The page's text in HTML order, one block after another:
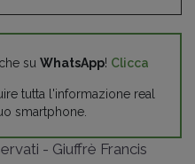
su WhatsApp! Clicca
tutta l'informazione real
smartphone.
- Giuffrè Francis